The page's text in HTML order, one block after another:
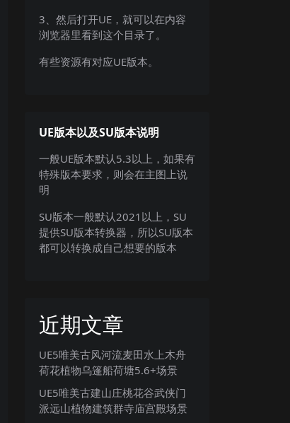
3、然后打开UE，就可以在内容
浏览器里看到这个目录了。
有些资源有对应UE版本。
UE版本以及SU版本说明
一般UE版本默认5.3以上，如果有
特殊版本要求，则会在主图上说
明
SU版本一般默认2021以上，SU
提供SU版本转换器，所以SU版本
都可以转换成自己想要的版本
近期文章
UE5唯美古风河流麦田水上木舟
荷花植物乌篷船荷塘5.6+场景
UE5唯美古建山庄桃花谷武侠门
派远山植物建筑群寺庙宫殿场景